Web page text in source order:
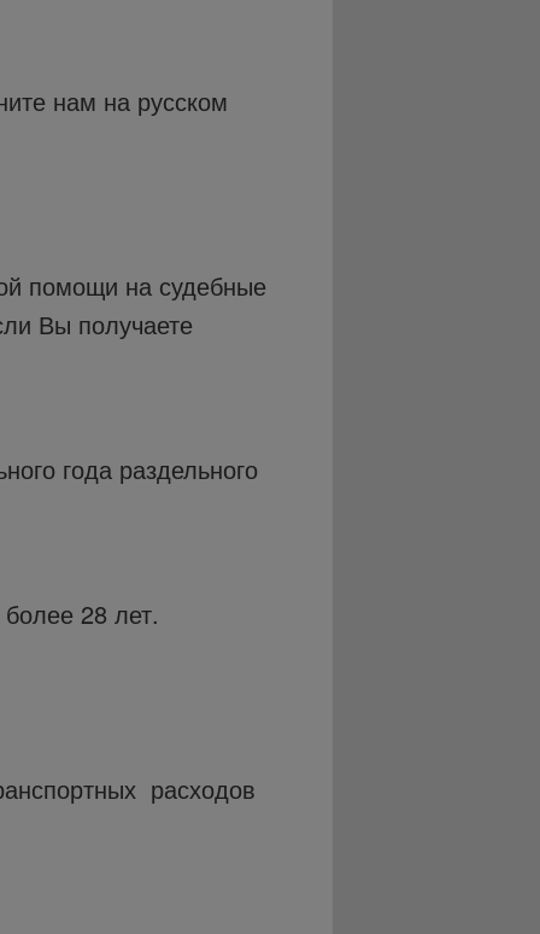
нам на русском
помощи на судебные
Вы получаете
года раздельного
28 лет.
расходов